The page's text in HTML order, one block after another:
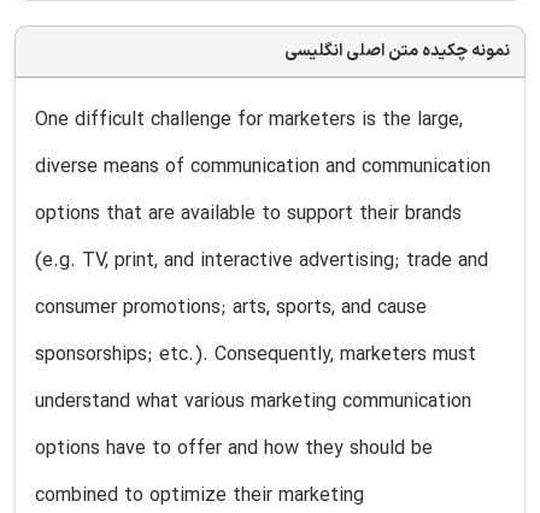
نمونه چکیده متن اصلی انگلیسی
One difficult challenge for marketers is the large,
diverse means of communication and communication
options that are available to support their brands
(e.g. TV, print, and interactive advertising; trade and
consumer promotions; arts, sports, and cause
sponsorships; etc.). Consequently, marketers must
understand what various marketing communication
options have to offer and how they should be
combined to optimize their marketing